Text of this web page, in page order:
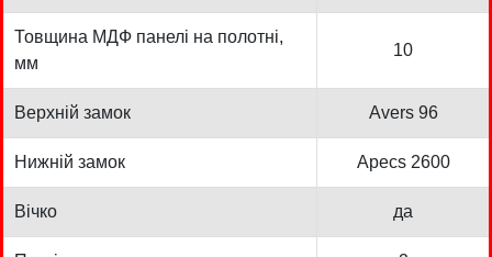
Товщина МДФ панелі на полотні,
мм
10
Верхній замок Avers 96
Нижній замок Apecs 2600
Вічко да